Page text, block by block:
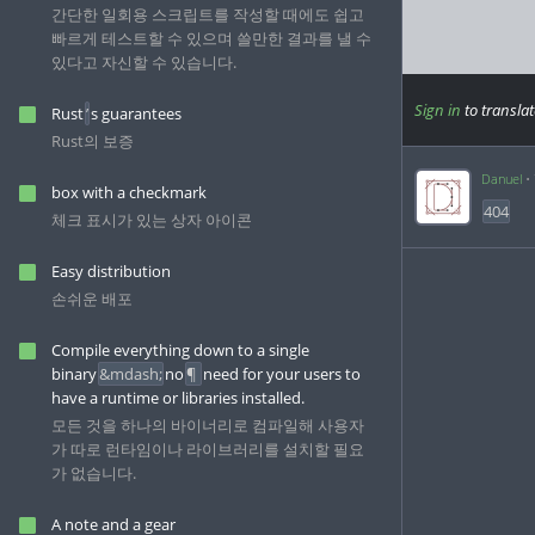
간단한 일회용 스크립트를 작성할 때에도 쉽고
빠르게 테스트할 수 있으며 쓸만한 결과를 낼 수
있다고 자신할 수 있습니다.
Rust’s guarantees
Rust의 보증
box with a checkmark
체크 표시가 있는 상자 아이콘
Easy distribution
손쉬운 배포
Compile everything down to a single
binary&mdash;no¶ need for your users to
have a runtime or libraries installed.
모든 것을 하나의 바이너리로 컴파일해 사용자
가 따로 런타임이나 라이브러리를 설치할 필요
가 없습니다.
A note and a gear
Sign in to
Danuel
404